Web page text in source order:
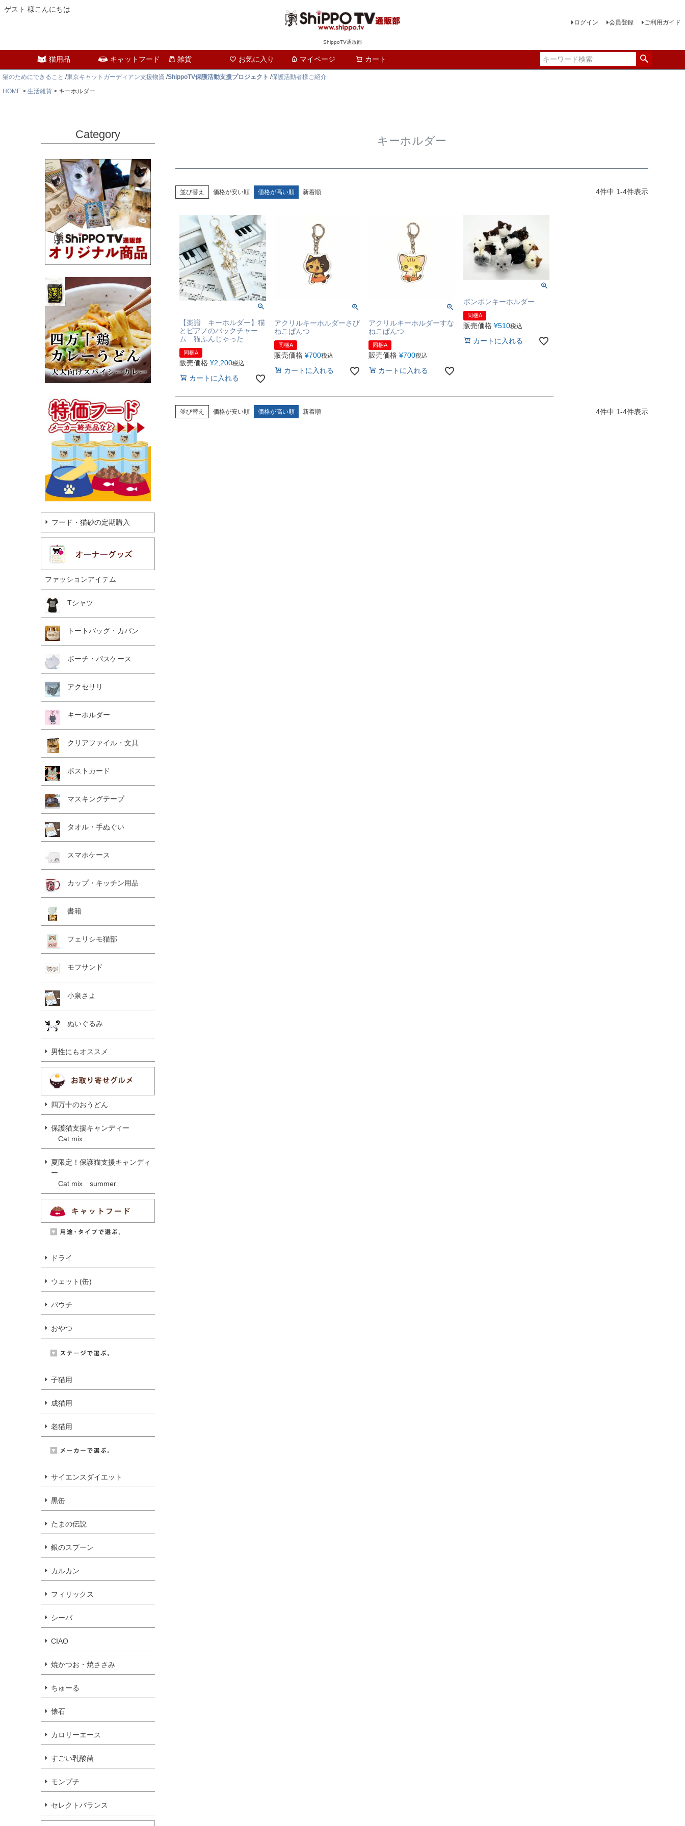
ゲスト 様こんにちは
ShippoTV通販部
ログイン 会員登録 ご利用ガイド
猫用品 キャットフード 雑貨 お気に入り マイページ カート検索
猫のためにできること /東京キャットガーディアン支援物資 /ShippoTV保護活動支援プロジェクト /保護活動者様ご紹介
HOME
生活雑貨 キーホルダー
Category
フード・猫砂の定期購入
ファッションアイテム
Tシャツ
トートバッグ・カバン
ポーチ・パスケース
アクセサリ
キーホルダー
クリアファイル・文具
ポストカード
マスキングテープ
タオル・手ぬぐい
スマホケース
カップ・キッチン用品
書籍
フェリシモ猫部
モフサンド
小泉さよ
ぬいぐるみ
男性にもオススメ
四万十のおうどん
保護猫支援キャンディー
Cat mix
夏限定！保護猫支援キャンディ
ー
Cat mix summer
ドライ
ウェット(缶)
パウチ
おやつ
子猫用
成猫用
老猫用
サイエンスダイエット
黒缶
たまの伝説
銀のスプーン
カルカン
フィリックス
シーバ
CIAO
焼かつお・焼ささみ
ちゅーる
懐石
カロリーエース
すごい乳酸菌
モンプチ
セレクトバランス
キーホルダー
並び替え 価格が安い順 価格が高い順 新着順 4件中 1-4件表示
【楽譜 キーホルダー】猫
とピアノのバックチャー
ム 猫ふんじゃった
同梱A
販売価格 ¥2,200税込
カートに入れる
アクリルキーホルダーさび
ねこぱんつ
同梱A
販売価格 ¥700税込
カートに入れる
アクリルキーホルダーすな
ねこぱんつ
同梱A
販売価格 ¥700税込
カートに入れる
ポンポンキーホルダー
同梱A
販売価格 ¥510税込
カートに入れる
並び替え 価格が安い順 価格が高い順 新着順 4件中 1-4件表示